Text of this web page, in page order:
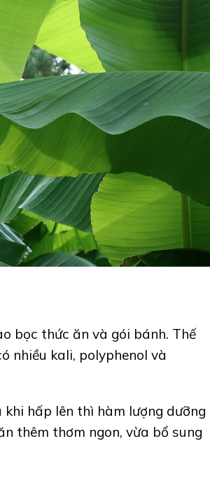
bọc thức ăn và gói bánh. Thế
nhiều kali, polyphenol và
hấp lên thì hàm lượng dưỡng
thêm thơm ngon, vừa bổ sung